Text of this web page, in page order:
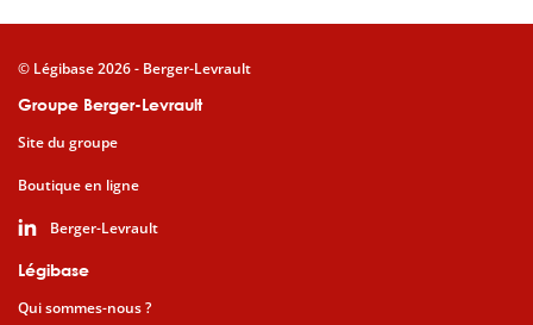
Groupe Berger-Levrault
Site du groupe
Boutique en ligne
Berger-Levrault
Légibase
Qui sommes-nous ?
© Légibase 2026 - Berger-Levrault